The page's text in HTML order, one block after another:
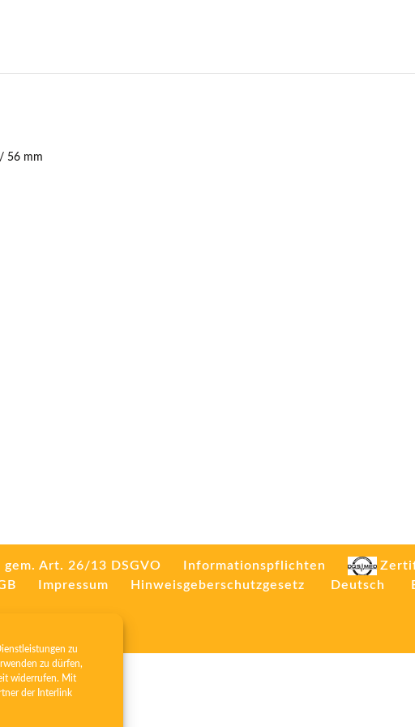
zu
zu dürfen,
widerrufen. Mit
der Interlink
56 mm
gem. Art. 26/13 DSGVO Informationspflichten
Impressum Hinweisgeberschutzgesetz Deutsch